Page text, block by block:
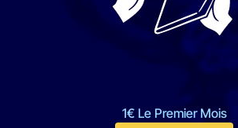
1€ Le Premier Mois